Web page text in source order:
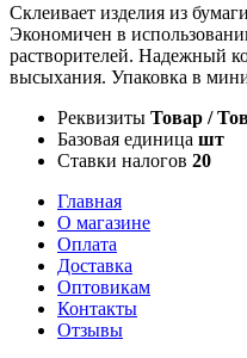
Склеивает изделия из
Экономичен в
растворителей. Надежный
высыхания. Упаковка в
Реквизиты Товар /
Базовая единица шт
Ставки налогов 20
Главная
О магазине
Оплата
Доставка
Оптовикам
Контакты
Отзывы